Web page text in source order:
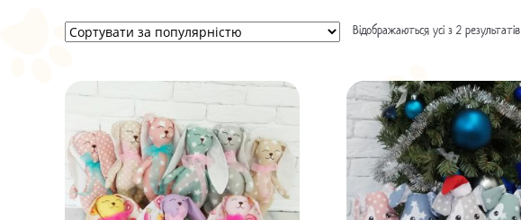
Відображаються усі з 2 результатів